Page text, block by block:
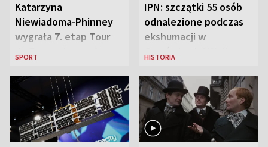
Katarzyna
Niewiadoma-Phinney
wygrała 7. etap Tour
de France i została
SPORT
IPN: szczątki 55 osób
odnalezione podczas
ekshumacji w
Ostrówkach i Woli
HISTORIA